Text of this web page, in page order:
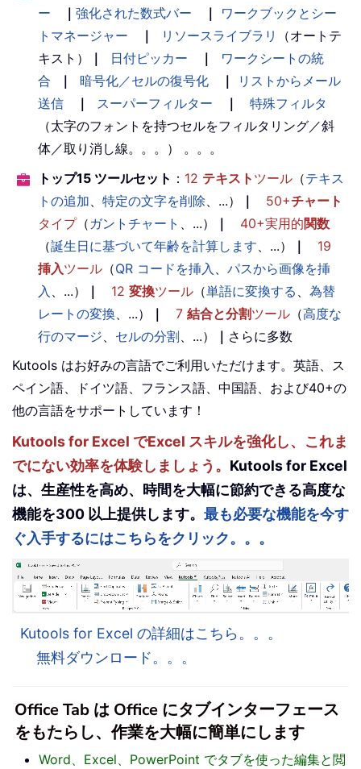
ー
｜ 強化された数式バー ｜
ワークブックとシー
トマネージャー
｜ リソースライブラリ
（オートテ
キスト）
｜ 日付ピッカー ｜
ワークシートの統
合
｜ 暗号化／セルの復号化 ｜
リストからメール
送信
｜ スーパーフィルター ｜
特殊フィルタ
（太字のフォントを持つセルをフィルタリング／斜
体／取り消し線。。。） 。。。
トップ15 ツールセット ： 12 テキスト ツール （テキス
トの追加、 特定の文字を削除、...） ｜ 50+チャート
タイプ（ ガントチャート 、...） ｜ 40+実用的関数
（誕生日に基づいて年齢を計算します、...） ｜
19
挿入ツール （QR コードを挿入 、 パスから画像を挿
入 、...） ｜ 12 変換ツール （単語に変換する 、 為替
レートの変換、...） ｜ 7 結合と分割ツール （高度な
行のマージ、 セルの分割、...） ｜ さらに多数
Kutools はお好みの言語でご利用いただけます。英語、ス
ペイン語、ドイツ語、フランス語、中国語、および40+の
他の言語をサポートしています！
Kutools for Excel でExcel スキルを強化し、これま
でにない効率を体験しましょう。 Kutools for Excel
は、生産性を高め、時間を大幅に節約できる高度な
機能を300 以上提供します。 最も必要な機能を今す
ぐ入手するにはこちらをクリック。。。
Kutools for Excel の詳細はこちら。。。
無料ダウンロード。。。
Office Tab は Office にタブインターフェース
をもたらし、作業を大幅に簡単にします
Word、Excel、PowerPoint でタブを使った編集と閲